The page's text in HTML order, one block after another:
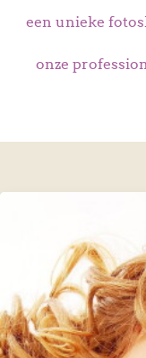
een unieke
onze